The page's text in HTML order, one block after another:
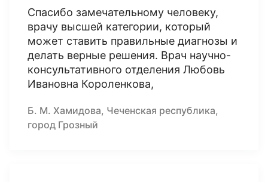
Спасибо замечательному человеку,
врачу высшей категории, который
может ставить правильные диагнозы и
делать верные решения. Врач научно-
консультативного отделения Любовь
Ивановна Короленкова,
Б. М. Хамидова, Чеченская республика,
город Грозный